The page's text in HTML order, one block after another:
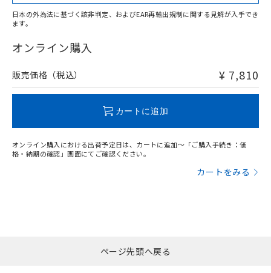
在庫等で未対応品が混在する可能性があります。
問い合わせください。
日本の外為法に基づく該非判定、およびEAR再輸出規制に関する見解が入手でき
ます。
オンライン購入
販売価格（税込） ¥ 7,810
カートに追加
オンライン購入における出荷予定日は、カートに追加～「ご購入手続き：価
格・納期の確認」画面にてご確認ください。
カートをみる
ページ先頭へ戻る